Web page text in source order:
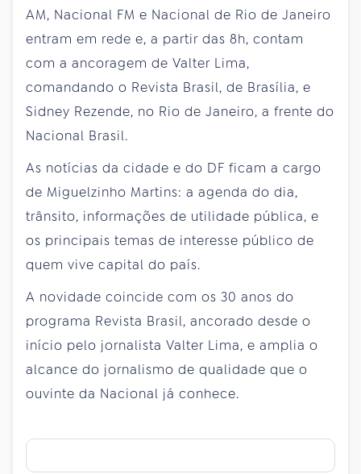
AM, Nacional FM e Nacional de Rio de Janeiro
entram em rede e, a partir das 8h, contam
com a ancoragem de Valter Lima,
comandando o Revista Brasil, de Brasília, e
Sidney Rezende, no Rio de Janeiro, a frente do
Nacional Brasil.
As notícias da cidade e do DF ficam a cargo
de Miguelzinho Martins: a agenda do dia,
trânsito, informações de utilidade pública, e
os principais temas de interesse público de
quem vive capital do país.
A novidade coincide com os 30 anos do
programa Revista Brasil, ancorado desde o
início pelo jornalista Valter Lima, e amplia o
alcance do jornalismo de qualidade que o
ouvinte da Nacional já conhece.